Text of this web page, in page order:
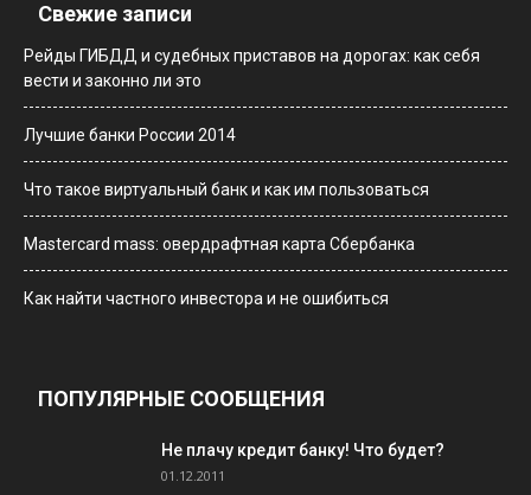
Свежие записи
Рейды ГИБДД и судебных приставов на дорогах: как себя
вести и законно ли это
Лучшие банки России 2014
Что такое виртуальный банк и как им пользоваться
Мastercard mass: овердрафтная карта Сбербанка
Как найти частного инвестора и не ошибиться
ПОПУЛЯРНЫЕ СООБЩЕНИЯ
Не плачу кредит банку! Что будет?
01.12.2011